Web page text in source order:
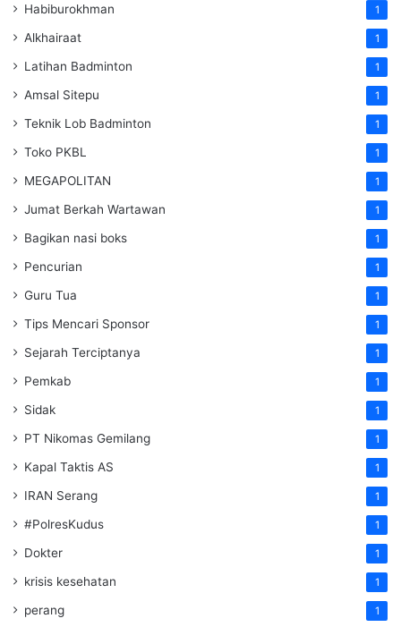
Habiburokhman 1
Alkhairaat 1
Latihan Badminton 1
Amsal Sitepu 1
Teknik Lob Badminton 1
Toko PKBL 1
MEGAPOLITAN 1
Jumat Berkah Wartawan 1
Bagikan nasi boks 1
Pencurian 1
Guru Tua 1
Tips Mencari Sponsor 1
Sejarah Terciptanya 1
Pemkab 1
Sidak 1
PT Nikomas Gemilang 1
Kapal Taktis AS 1
IRAN Serang 1
#PolresKudus 1
Dokter 1
krisis kesehatan 1
perang 1